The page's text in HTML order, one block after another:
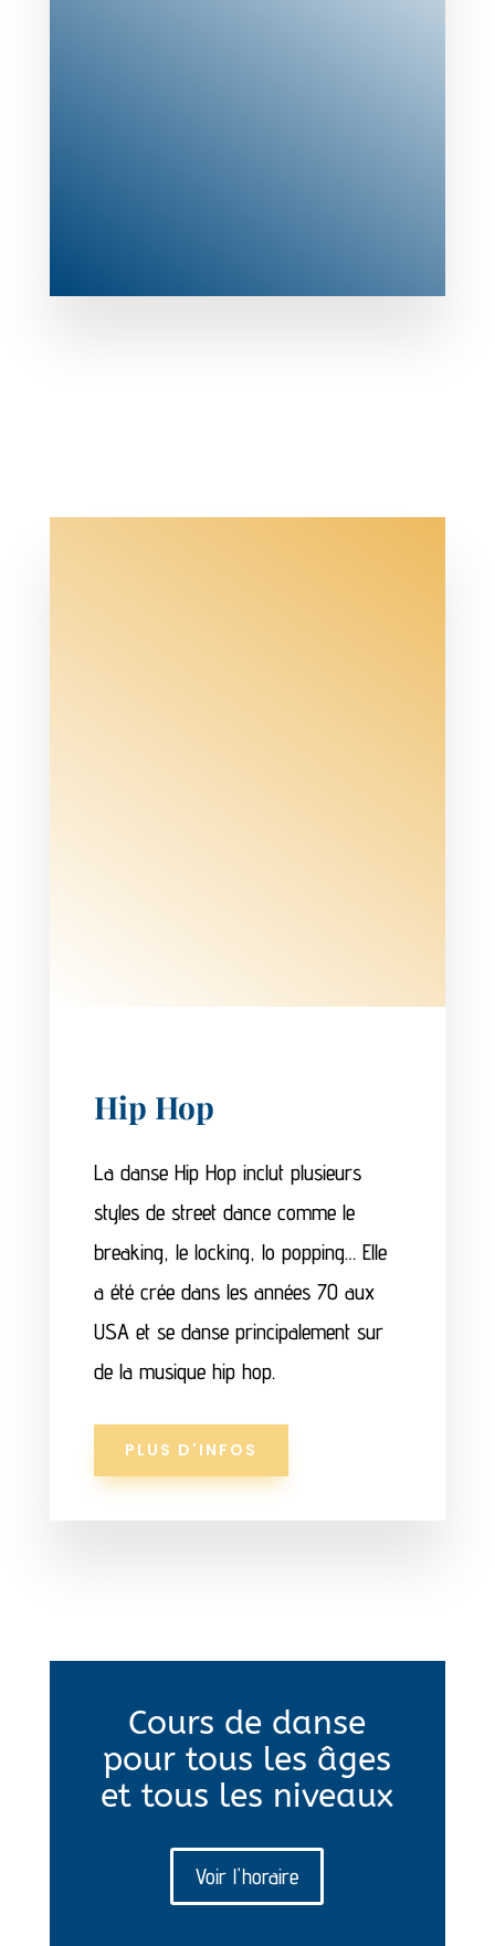
Hip Hop
La danse Hip Hop inclut plusieurs
styles de street dance comme le
breaking, le locking, lo popping… Elle
a été crée dans les années 70 aux
USA et se danse principalement sur
de la musique hip hop.
PLUS D'INFOS
Cours de danse
pour tous les âges
et tous les niveaux
Voir l'horaire